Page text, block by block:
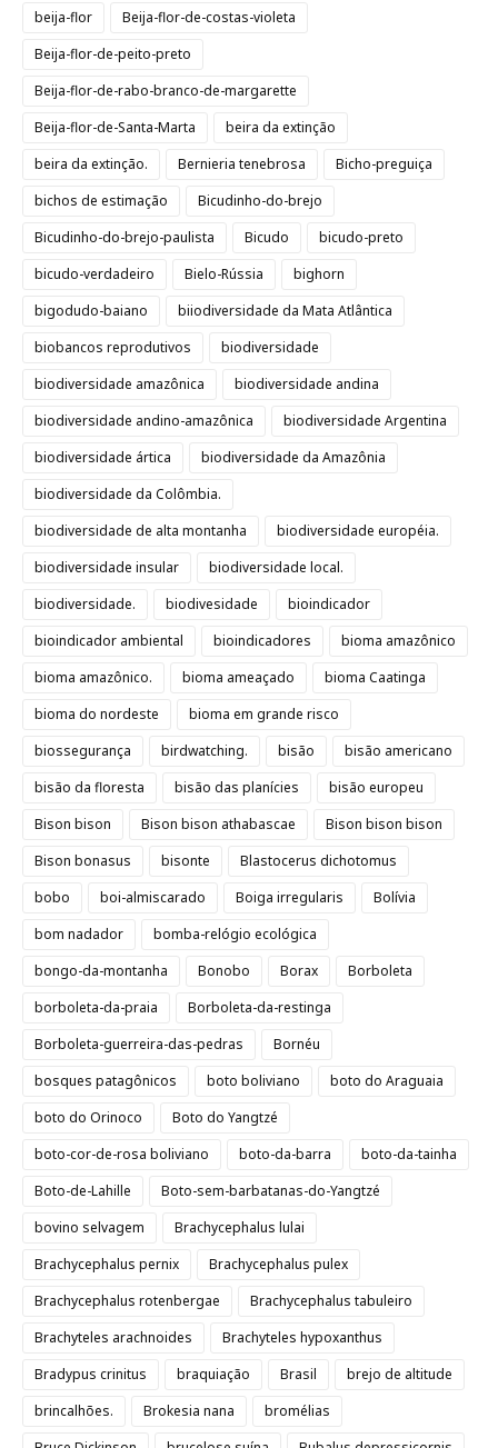
beija-flor
Beija-flor-de-costas-violeta
Beija-flor-de-peito-preto
Beija-flor-de-rabo-branco-de-margarette
Beija-flor-de-Santa-Marta
beira da extinção
beira da extinção.
Bernieria tenebrosa
Bicho-preguiça
bichos de estimação
Bicudinho-do-brejo
Bicudinho-do-brejo-paulista
Bicudo
bicudo-preto
bicudo-verdadeiro
Bielo-Rússia
bighorn
bigodudo-baiano
biiodiversidade da Mata Atlântica
biobancos reprodutivos
biodiversidade
biodiversidade amazônica
biodiversidade andina
biodiversidade andino-amazônica
biodiversidade Argentina
biodiversidade ártica
biodiversidade da Amazônia
biodiversidade da Colômbia.
biodiversidade de alta montanha
biodiversidade européia.
biodiversidade insular
biodiversidade local.
biodiversidade.
biodivesidade
bioindicador
bioindicador ambiental
bioindicadores
bioma amazônico
bioma amazônico.
bioma ameaçado
bioma Caatinga
bioma do nordeste
bioma em grande risco
biossegurança
birdwatching. bisão
bisão americano
bisão da floresta
bisão das planícies
bisão europeu
Bison bison
Bison bison athabascae
Bison bison bison
Bison bonasus
bisonte
Blastocerus dichotomus
bobo
boi-almiscarado Boiga irregularis
Bolívia
bom nadador
bomba-relógio ecológica
bongo-da-montanha
Bonobo Borax
Borboleta
borboleta-da-praia
Borboleta-da-restinga
Borboleta-guerreira-das-pedras
Bornéu
bosques patagônicos
boto boliviano
boto do Araguaia
boto do Orinoco
Boto do Yangtzé
boto-cor-de-rosa boliviano
boto-da-barra
boto-da-tainha
Boto-de-Lahille
Boto-sem-barbatanas-do-Yangtzé
bovino selvagem
Brachycephalus lulai
Brachycephalus pernix
Brachycephalus pulex
Brachycephalus rotenbergae
Brachycephalus tabuleiro
Brachyteles arachnoides
Brachyteles hypoxanthus
Bradypus crinitus
braquiação Brasil
brejo de altitude
brincalhões.
Brokesia nana
bromélias